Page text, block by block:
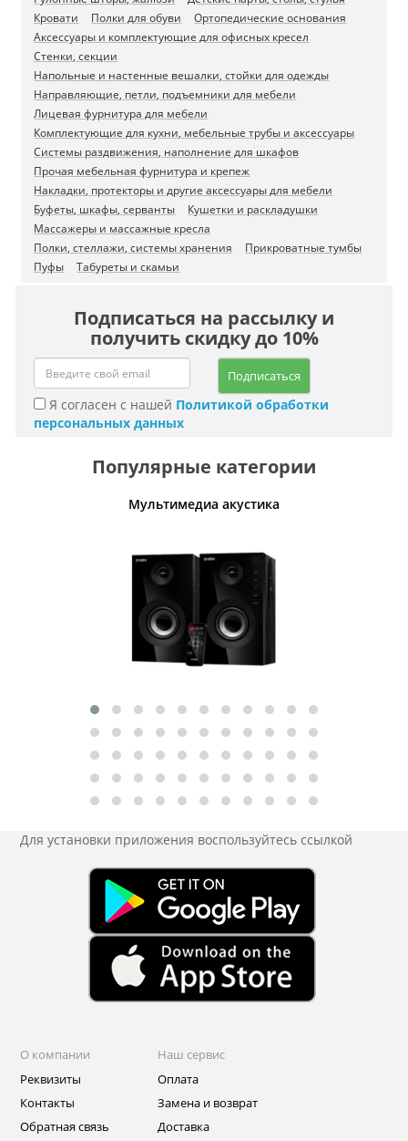
Кровати
Полки для обуви
Ортопедические основания
Аксессуары и комплектующие для офисных кресел
Стенки, секции
Напольные и настенные вешалки, стойки для одежды
Направляющие, петли, подъемники для мебели
Лицевая фурнитура для мебели
Комплектующие для кухни, мебельные трубы и аксессуары
Системы раздвижения, наполнение для шкафов
Прочая мебельная фурнитура и крепеж
Накладки, протекторы и другие аксессуары для мебели
Буфеты, шкафы, серванты
Кушетки и раскладушки
Массажеры и массажные кресла
Полки, стеллажи, системы хранения
Прикроватные тумбы
Пуфы
Табуреты и скамьи
Подписаться на рассылку и
получить скидку до 10%
Подписаться
Я согласен с нашей Политикой обработки
персональных данных
Популярные категории
Мультимедиа акустика
Для установки приложения воспользуйтесь ссылкой
О компании
Реквизиты
Контакты
Обратная связь
Наш сервис
Оплата
Замена и возврат
Доставка